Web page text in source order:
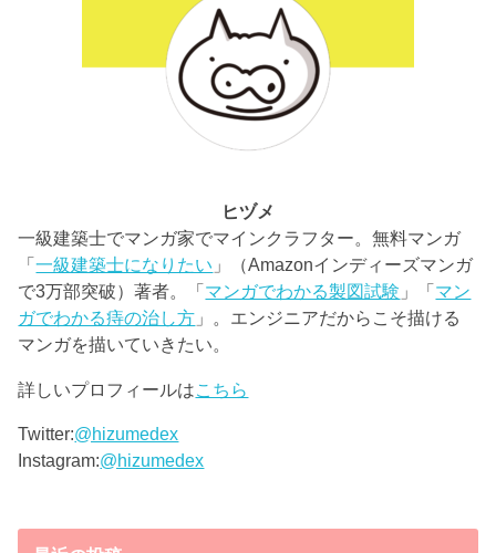
ヒヅメ
一級建築士でマンガ家でマインクラフター。無料マンガ
「一級建築士になりたい 」（Amazonインディーズマンガ
で3万部突破）著者。「マンガでわかる製図試験 」「マン
ガでわかる痔の治し方 」。エンジニアだからこそ描ける
マンガを描いていきたい。
詳しいプロフィールはこちら
Twitter:@hizumedex
Instagram:@hizumedex